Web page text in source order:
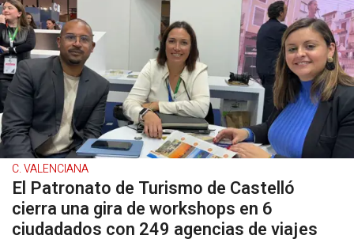
C. VALENCIANA
El Patronato de Turismo de Castelló
cierra una gira de workshops en 6
ciudadados con 249 agencias de viajes